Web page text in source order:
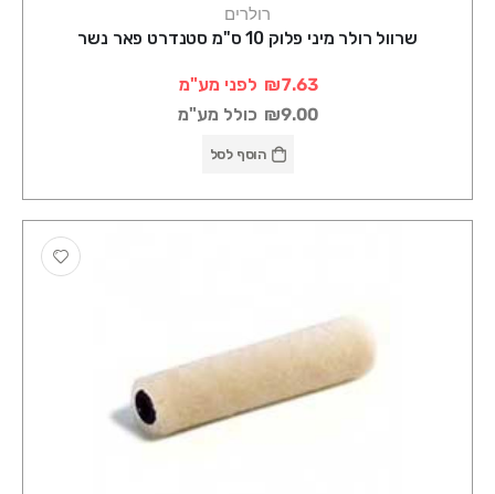
רולרים
שרוול רולר מיני פלוק 10 ס"מ סטנדרט פאר נשר
₪7.63 לפני מע"מ
₪9.00 כולל מע"מ
הוסף לסל